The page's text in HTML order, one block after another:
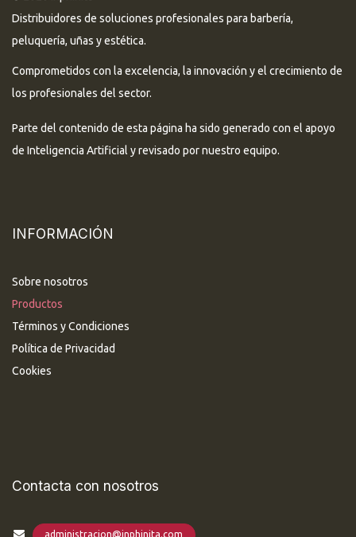
Distribuidores de soluciones profesionales para barbería,
peluquería, uñas y estética.
Comprometidos con la excelencia, la innovación y el crecimiento de
los profesionales del sector.
Parte del contenido de esta página ha sido generado con el apoyo
de Inteligencia Artificial y revisado por nuestro equipo.
INFORMACIÓN
Sobre nosotros
Productos
Términos y Condiciones
Política de Privacidad
Cookies
Contacta con nosotros
administracion@inphinita.com